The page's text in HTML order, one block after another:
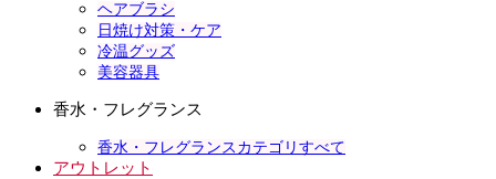
ヘアブラシ
日焼け対策・ケア
冷温グッズ
美容器具
香水・フレグランス
香水・フレグランスカテゴリすべて
アウトレット